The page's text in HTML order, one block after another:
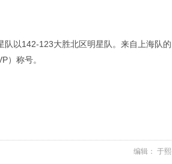
以142-123大胜北区明星队。来自上海队的
）称号。
编辑： 于熙